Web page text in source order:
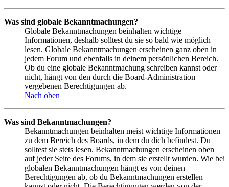
Was sind globale Bekanntmachungen?
Globale Bekanntmachungen beinhalten wichtige
Informationen, deshalb solltest du sie so bald wie möglich
lesen. Globale Bekanntmachungen erscheinen ganz oben in
jedem Forum und ebenfalls in deinem persönlichen Bereich.
Ob du eine globale Bekanntmachung schreiben kannst oder
nicht, hängt von den durch die Board-Administration
vergebenen Berechtigungen ab.
Nach oben
Was sind Bekanntmachungen?
Bekanntmachungen beinhalten meist wichtige Informationen
zu dem Bereich des Boards, in dem du dich befindest. Du
solltest sie stets lesen. Bekanntmachungen erscheinen oben
auf jeder Seite des Forums, in dem sie erstellt wurden. Wie bei
globalen Bekanntmachungen hängt es von deinen
Berechtigungen ab, ob du Bekanntmachungen erstellen